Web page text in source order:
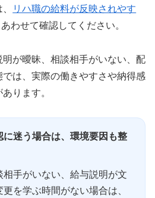
リハ職の給料が反映されやす
あわせて確認してください。
が曖昧、相談相手がいない、配
は、実際の働きやすさや納得感
ります。
迷う場合は、環境要因も整
手がいない、給与説明が文
を学ぶ時間がない場合は、